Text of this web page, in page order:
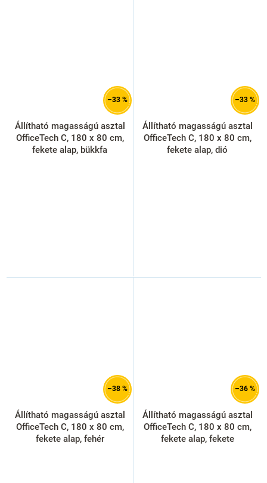
–33 %
Állítható magasságú asztal
OfficeTech C, 180 x 80 cm,
fekete alap, bükkfa
–33 %
Állítható magasságú asztal
OfficeTech C, 180 x 80 cm,
fekete alap, dió
–38 %
Állítható magasságú asztal
OfficeTech C, 180 x 80 cm,
fekete alap, fehér
–36 %
Állítható magasságú asztal
OfficeTech C, 180 x 80 cm,
fekete alap, fekete